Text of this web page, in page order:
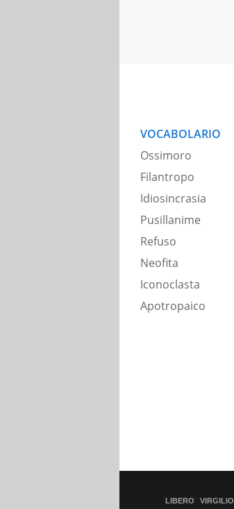
VOCABOLARIO
Ossimoro
Filantropo
Idiosincrasia
Pusillanime
Refuso
Neofita
Iconoclasta
Apotropaico
LIBERO VIRGILIO